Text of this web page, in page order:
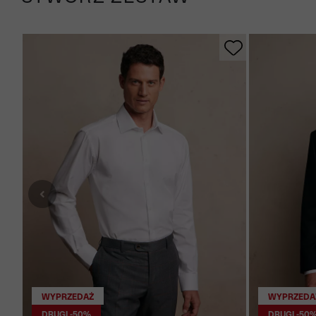
WYPRZEDAŻ
DRUGI -50%
DRUGI -